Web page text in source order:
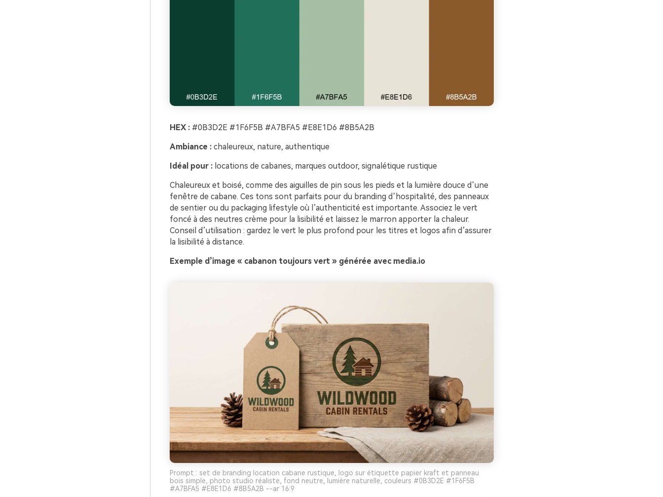
HEX :#0B3D2E #1F6F5B #A7BFA5 #E8E1D6 #8B5A2B
Ambiance :chaleureux, nature, authentique
Idéal pour :locations de cabanes, marques outdoor, signalétique rustique
Chaleureux et boisé, comme des aiguilles de pin sous les pieds et la lumière douce d’une
fenêtre de cabane. Ces tons sont parfaits pour du branding d’hospitalité, des panneaux
de sentier ou du packaging lifestyle où l’authenticité est importante. Associez le vert
foncé à des neutres crème pour la lisibilité et laissez le marron apporter la chaleur.
Conseil d’utilisation : gardez le vert le plus profond pour les titres et logos afin d’assurer
la lisibilité à distance.
Exemple d’image « cabanon toujours vert » générée avec media.io
Prompt : set de branding location cabane rustique, logo sur étiquette papier kraft et panneau
bois simple, photo studio réaliste, fond neutre, lumière naturelle, couleurs #0B3D2E #1F6F5B
#A7BFA5 #E8E1D6 #8B5A2B --ar 16:9